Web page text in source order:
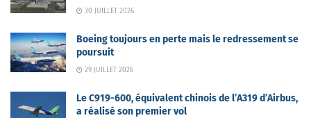
30 JUILLET 2026
Boeing toujours en perte mais le redressement se
poursuit
29 JUILLET 2026
Le C919-600, équivalent chinois de l’A319 d’Airbus,
a réalisé son premier vol